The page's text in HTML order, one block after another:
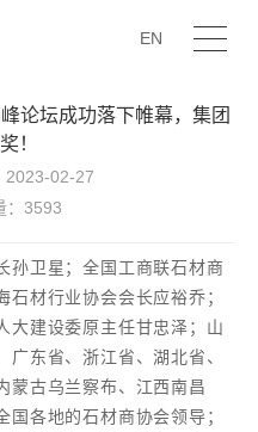
EN
论坛成功落下帷幕，集团
！
2023-02-27
：3593
孙卫星；全国工商联石材商
材行业协会会长应裕乔；
大建设委原主任甘忠泽；山
东省、浙江省、湖北省、
蒙古乌兰察布、江西南昌
各地的石材商协会领导；